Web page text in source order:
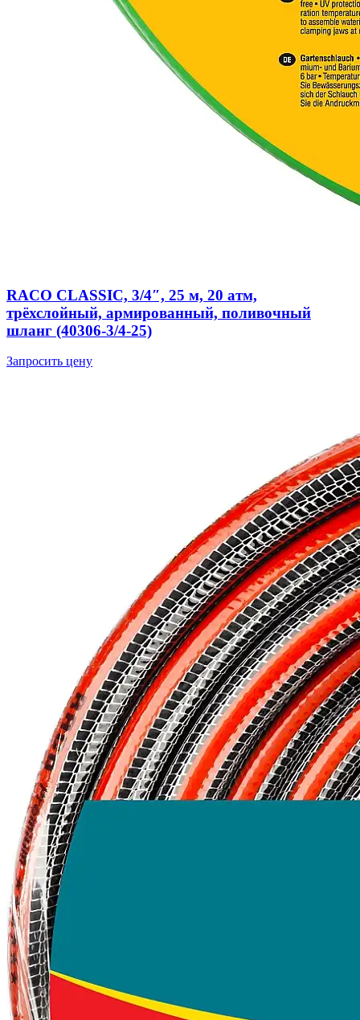
RACO CLASSIC, 3/4″, 25 м, 20 атм,
трёхслойный, армированный, поливочный
шланг (40306-3/4-25)
Запросить цену